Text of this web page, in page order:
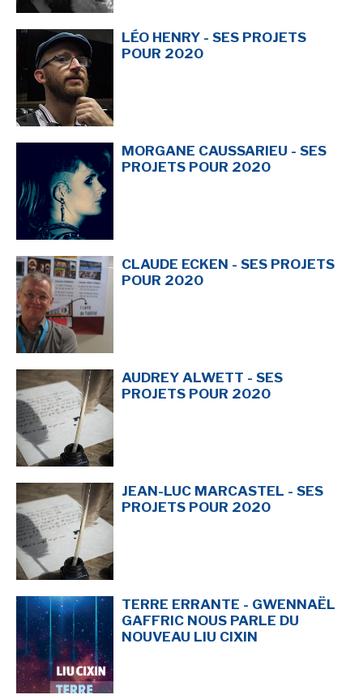
LÉO HENRY - SES PROJETS
POUR 2020
MORGANE CAUSSARIEU - SES
PROJETS POUR 2020
CLAUDE ECKEN - SES PROJETS
POUR 2020
AUDREY ALWETT - SES
PROJETS POUR 2020
JEAN-LUC MARCASTEL - SES
PROJETS POUR 2020
TERRE ERRANTE - GWENNAËL
GAFFRIC NOUS PARLE DU
NOUVEAU LIU CIXIN